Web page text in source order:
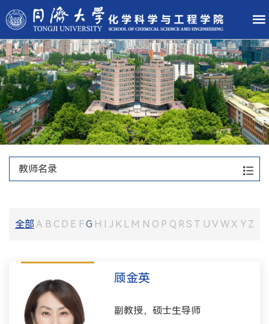
教师名录
全部A B C D E FG H I J K L M N O P Q RS T U V WX Y Z
顾金英
副教授，硕士生导师